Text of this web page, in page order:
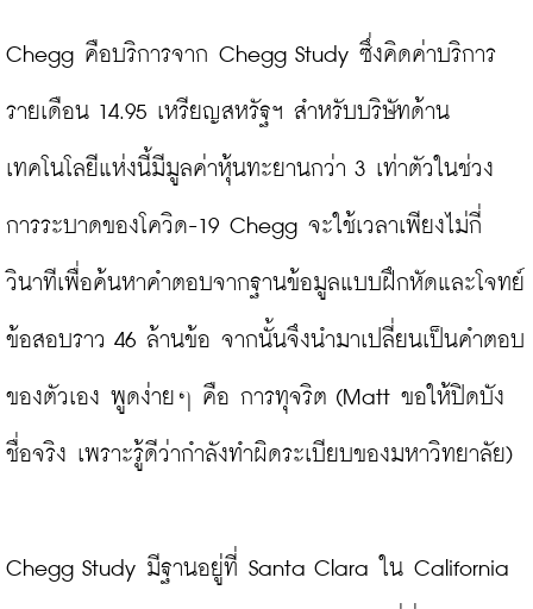
Chegg คือบริการจาก Chegg Study ซึ่งคิดค่าบริการ
รายเดือน 14.95 เหรียญสหรัฐฯ สำหรับบริษัทด้าน
เทคโนโลยีแห่งนี้มีมูลค่าหุ้นทะยานกว่า 3 เท่าตัวในช่วง
การระบาดของโควิด-19 Chegg จะใช้เวลาเพียงไม่กี่
วินาทีเพื่อค้นหาคำตอบจากฐานข้อมูลแบบฝึกหัดและโจทย์
ข้อสอบราว 46 ล้านข้อ จากนั้นจึงนำมาเปลี่ยนเป็นคำตอบ
ของตัวเอง พูดง่ายๆ คือ การทุจริต (Matt ขอให้ปิดบัง
ชื่อจริง เพราะรู้ดีว่ากำลังทำผิดระเบียบของมหาวิทยาลัย)
Chegg Study มีฐานอยู่ที่ Santa Clara ใน California